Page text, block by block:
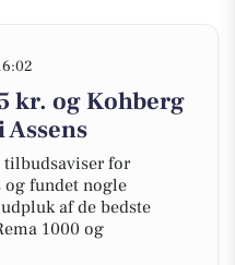
kr. og Kohberg
tilbudsaviser for
og fundet nogle
af de bedste
1000 og